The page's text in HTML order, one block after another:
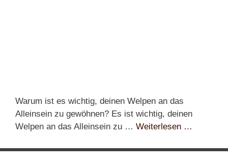
Warum ist es wichtig, deinen Welpen an das
Alleinsein zu gewöhnen? Es ist wichtig, deinen
Welpen an das Alleinsein zu … Weiterlesen …